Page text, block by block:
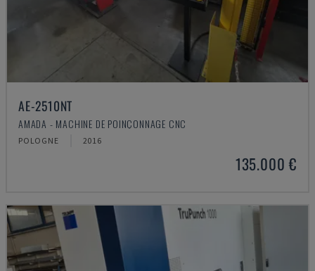
AE-2510NT
AMADA - MACHINE DE POINÇONNAGE CNC
POLOGNE 2016
135.000 €